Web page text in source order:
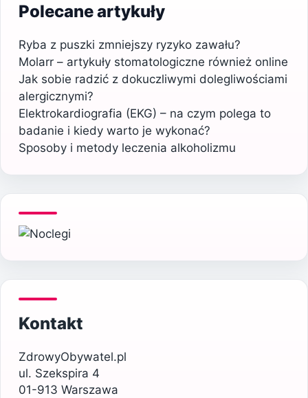
Polecane artykuły
Ryba z puszki zmniejszy ryzyko zawału?
Molarr – artykuły stomatologiczne również online
Jak sobie radzić z dokuczliwymi dolegliwościami
alergicznymi?
Elektrokardiografia (EKG) – na czym polega to
badanie i kiedy warto je wykonać?
Sposoby i metody leczenia alkoholizmu
Kontakt
ZdrowyObywatel.pl
ul. Szekspira 4
01-913 Warszawa